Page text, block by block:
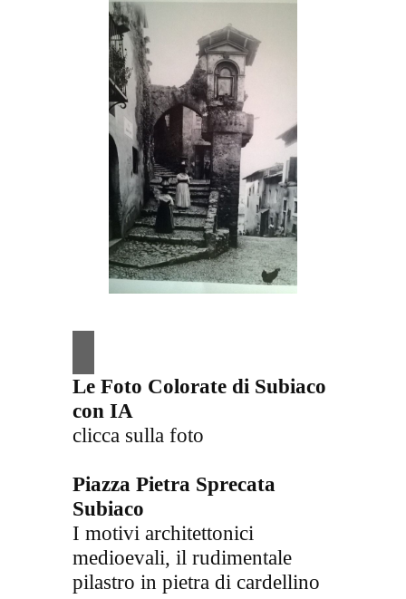
Le Foto Colorate di Subiaco
con IA
clicca sulla foto
Piazza Pietra Sprecata
Subiaco
I motivi architettonici
medioevali, il rudimentale
pilastro in pietra di cardellino